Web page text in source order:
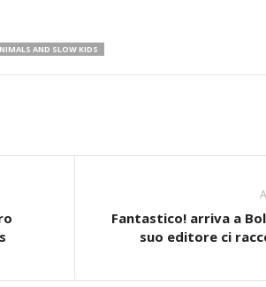
AND SLOW KIDS
Fantastico! arriva a
suo editore ci